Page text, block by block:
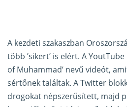
A kezdeti szakaszban
több ’sikert’ is elért. A
of Muhammad’ nevű videót,
sértőnek találtak. A Twitter
drogokat népszerűsített, majd